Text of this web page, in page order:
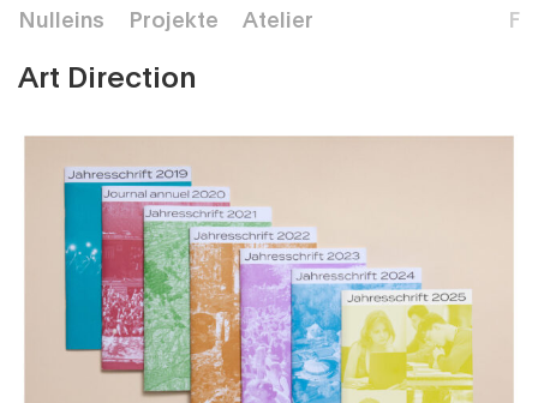
Nulleins Projekte Atelier F
Art Direction